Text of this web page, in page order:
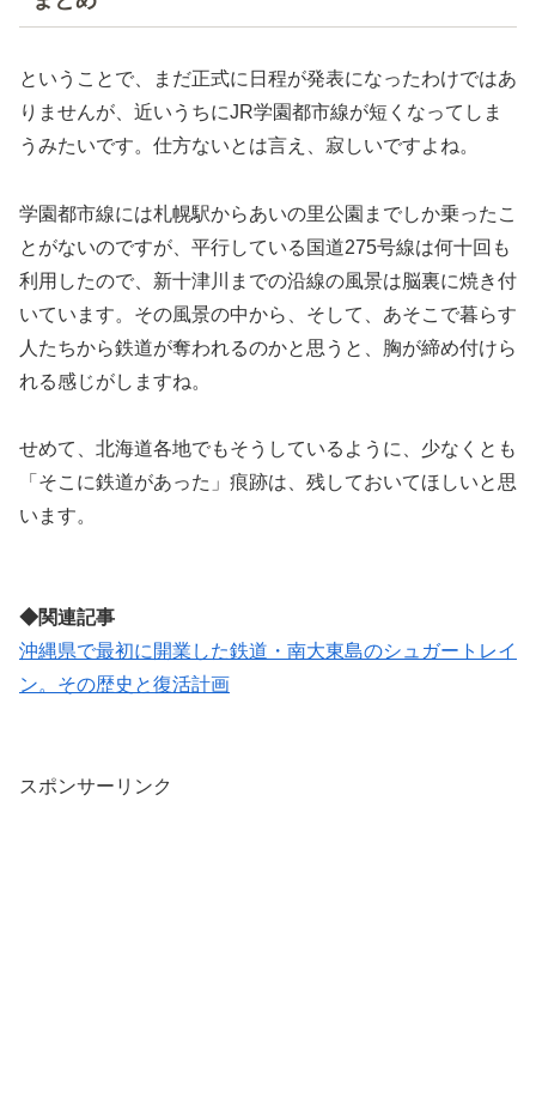
ということで、まだ正式に日程が発表になったわけではあ
りませんが、近いうちにJR学園都市線が短くなってしま
うみたいです。仕方ないとは言え、寂しいですよね。
学園都市線には札幌駅からあいの里公園までしか乗ったこ
とがないのですが、平行している国道275号線は何十回も
利用したので、新十津川までの沿線の風景は脳裏に焼き付
いています。その風景の中から、そして、あそこで暮らす
人たちから鉄道が奪われるのかと思うと、胸が締め付けら
れる感じがしますね。
せめて、北海道各地でもそうしているように、少なくとも
「そこに鉄道があった」痕跡は、残しておいてほしいと思
います。
◆関連記事
沖縄県で最初に開業した鉄道・南大東島のシュガートレイ
ン。その歴史と復活計画
スポンサーリンク